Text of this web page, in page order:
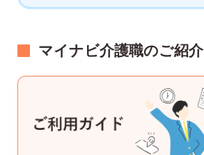
マイナビ介護職のご紹介